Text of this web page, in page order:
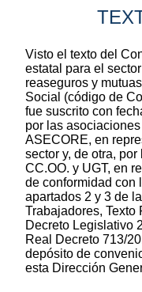
Visto el texto del
estatal para el
reaseguros y
Social (código de
fue suscrito con
por las
ASECORE, en
sector y, de otra,
CC.OO. y UGT, en
de conformidad con
apartados 2 y 3 de
Trabajadores, Texto
Decreto Legislativo
Real Decreto 713/
depósito de
esta Dirección